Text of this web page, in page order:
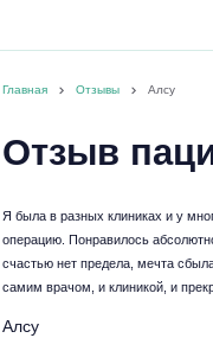
Главная Отзывы Алсу
Отзыв
Я была в разных клиниках и у
операцию. Понравилось
счастью нет предела, мечта
самим врачом, и клиникой, и
Алсу